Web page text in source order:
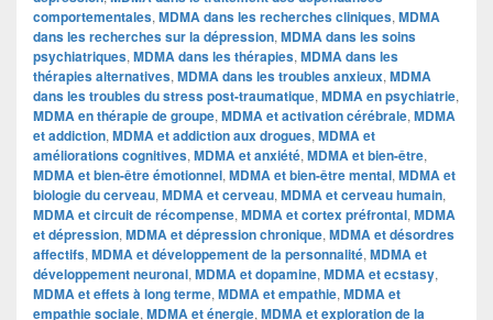
comportementales, MDMA dans les recherches cliniques, MDMA
dans les recherches sur la dépression, MDMA dans les soins
psychiatriques, MDMA dans les thérapies, MDMA dans les
thérapies alternatives, MDMA dans les troubles anxieux, MDMA
dans les troubles du stress post-traumatique, MDMA en psychiatrie,
MDMA en thérapie de groupe, MDMA et activation cérébrale, MDMA
et addiction, MDMA et addiction aux drogues, MDMA et
améliorations cognitives, MDMA et anxiété, MDMA et bien-être,
MDMA et bien-être émotionnel, MDMA et bien-être mental, MDMA et
biologie du cerveau, MDMA et cerveau, MDMA et cerveau humain,
MDMA et circuit de récompense, MDMA et cortex préfrontal, MDMA
et dépression, MDMA et dépression chronique, MDMA et désordres
affectifs, MDMA et développement de la personnalité, MDMA et
développement neuronal, MDMA et dopamine, MDMA et ecstasy,
MDMA et effets à long terme, MDMA et empathie, MDMA et
empathie sociale, MDMA et énergie, MDMA et exploration de la